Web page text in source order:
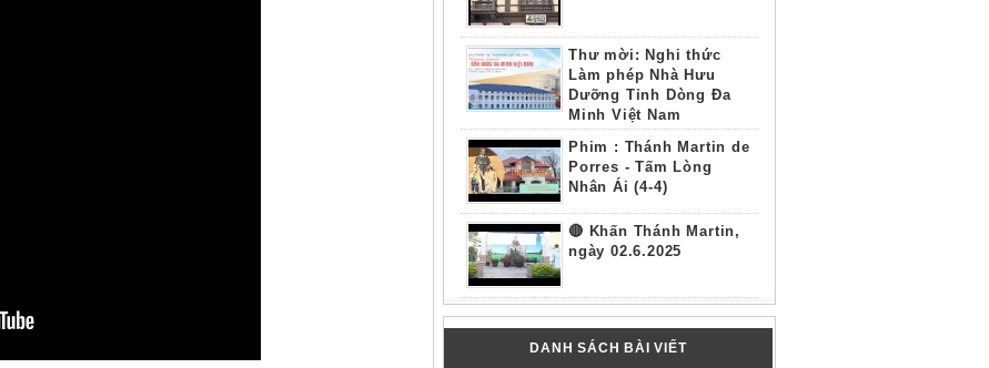
Thư mời: Nghi thức
Làm phép Nhà Hưu
Dưỡng Tỉnh Dòng Đa
Minh Việt Nam
Phim : Thánh Martin de
Porres - Tấm Lòng
Nhân Ái (4-4)
🔴 Khấn Thánh Martin,
ngày 02.6.2025
DANH SÁCH BÀI VIẾT